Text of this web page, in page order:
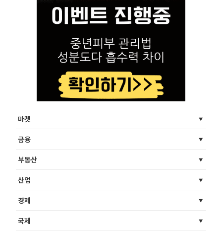
마켓
금융
부동산
산업
경제
국제